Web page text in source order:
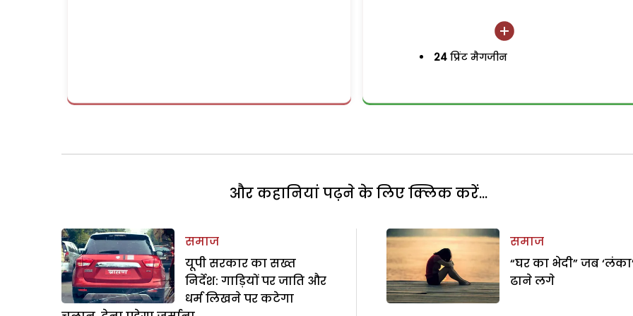
24 प्रिंट मैगजीन
और कहानियां पढ़ने के लिए क्लिक करें...
समाज
यूपी सरकार का सख्त
निर्देश: गाड़ियों पर जाति और
धर्म लिखने पर कटेगा
समाज
“घर का भेदी” जब
ढाने लगे